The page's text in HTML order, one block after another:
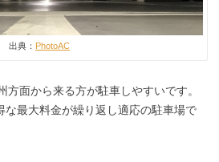
出典： PhotoAC
方面から来る方が駐車しやすいです。
な最大料金が繰り返し適応の駐車場で